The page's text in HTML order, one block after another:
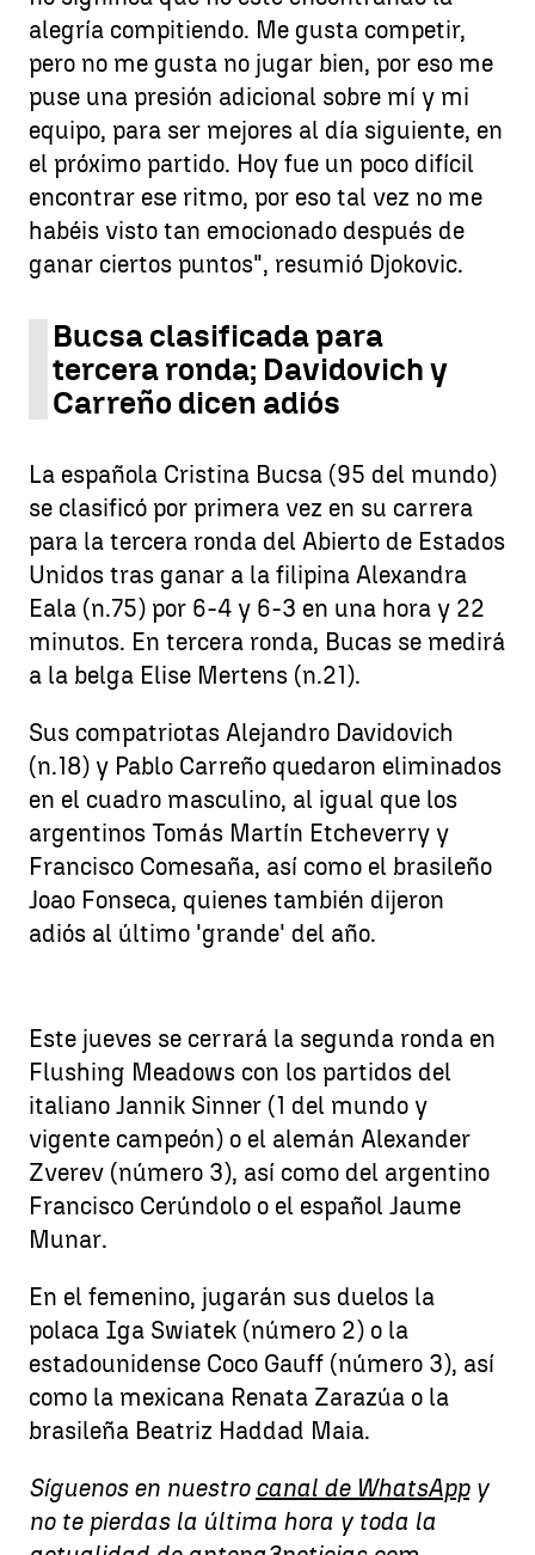
alegría compitiendo. Me gusta competir,
pero no me gusta no jugar bien, por eso me
puse una presión adicional sobre mí y mi
equipo, para ser mejores al día siguiente, en
el próximo partido. Hoy fue un poco difícil
encontrar ese ritmo, por eso tal vez no me
habéis visto tan emocionado después de
ganar ciertos puntos", resumió Djokovic.
Bucsa clasificada para
tercera ronda; Davidovich y
Carreño dicen adiós
La española Cristina Bucsa (95 del mundo)
se clasificó por primera vez en su carrera
para la tercera ronda del Abierto de Estados
Unidos tras ganar a la filipina Alexandra
Eala (n.75) por 6-4 y 6-3 en una hora y 22
minutos. En tercera ronda, Bucas se medirá
a la belga Elise Mertens (n.21).
Sus compatriotas Alejandro Davidovich
(n.18) y Pablo Carreño quedaron eliminados
en el cuadro masculino, al igual que los
argentinos Tomás Martín Etcheverry y
Francisco Comesaña, así como el brasileño
Joao Fonseca, quienes también dijeron
adiós al último 'grande' del año.
Este jueves se cerrará la segunda ronda en
Flushing Meadows con los partidos del
italiano Jannik Sinner (1 del mundo y
vigente campeón) o el alemán Alexander
Zverev (número 3), así como del argentino
Francisco Cerúndolo o el español Jaume
Munar.
En el femenino, jugarán sus duelos la
polaca Iga Swiatek (número 2) o la
estadounidense Coco Gauff (número 3), así
como la mexicana Renata Zarazúa o la
brasileña Beatriz Haddad Maia.
Síguenos en nuestro canal de WhatsAppy
no te pierdas la última hora y toda la